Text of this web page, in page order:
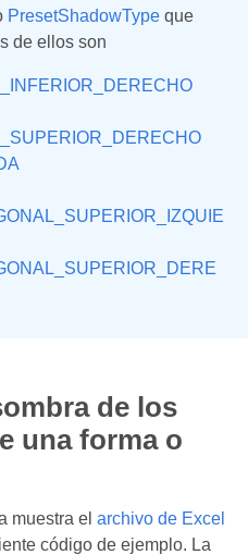
PresetShadowType que
de ellos son
de los
una forma o
muestra el archivo de Excel
código de ejemplo. La